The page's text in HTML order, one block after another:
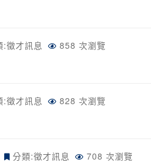
:徵才訊息 858 次瀏覽
:徵才訊息 828 次瀏覽
分類:徵才訊息 708 次瀏覽